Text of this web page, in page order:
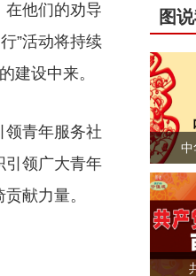
在他们的劝导
”活动将持续
建设中来。
领青年服务社
引领广大青年
献力量。
本
图
中